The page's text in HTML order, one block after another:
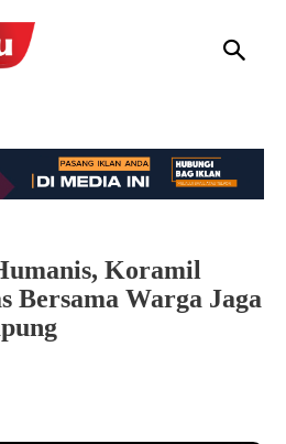
Koramil
Bersama Warga Jaga